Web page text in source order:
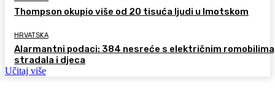
Thompson okupio više od 20 tisuća ljudi u Imotskom
HRVATSKA
Alarmantni podaci: 384 nesreće s električnim
stradala i djeca
Učitaj više